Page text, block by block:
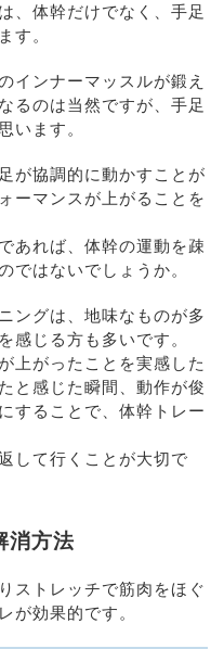
、体幹だけでなく、手足
す。
インナーマッスルが鍛え
るのは当然ですが、手足
います。
が協調的に動かすことが
ーマンスが上がることを
あれば、体幹の運動を疎
ではないでしょうか。
ングは、地味なものが多
感じる方も多いです。
上がったことを実感した
と感じた瞬間、動作が俊
することで、体幹トレー
して行くことが大切で
消方法
ストレッチで筋肉をほぐ
が効果的です。